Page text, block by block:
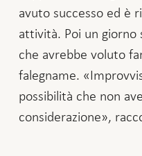
avuto successo ed è
attività. Poi un giorno
che avrebbe voluto
falegname.
possibilità che non
considerazione»,